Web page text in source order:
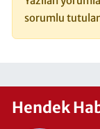
sorumlu
Hendek